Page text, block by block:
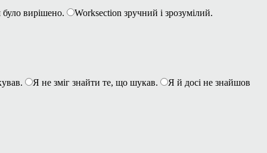
вирішено. Worksection зручний і зрозумілий.
Я не зміг знайти те, що шукав. Я й досі не знайшов